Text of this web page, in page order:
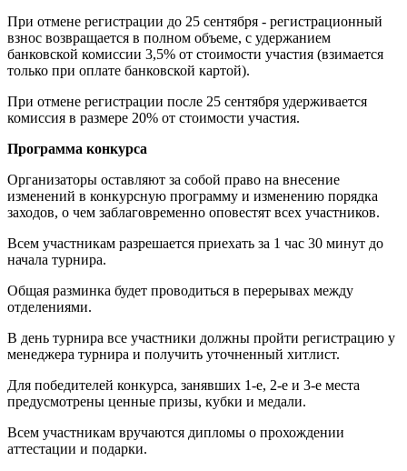
При отмене регистрации до​ 25​ сентября​ - регистрационный
взнос возвращается в полном объеме, с удержанием
банковской комиссии 3,5% от стоимости участия (взимается
только​ при оплате банковской картой).​
При отмене регистрации после​ 25​ сентября удерживается
комиссия в размере 20% от стоимости участия.
Программа конкурса
Организаторы оставляют за собой право на внесение
изменений в конкурсную программу и изменению порядка
заходов, о чем заблаговременно оповестят всех участников.
Всем участникам разрешается приехать за 1 час 30 минут до
начала турнира.
Общая разминка будет проводиться в перерывах между
отделениями.
В день турнира все участники должны пройти регистрацию у
менеджера турнира и получить уточненный хитлист.
Для победителей конкурса, занявших 1-е, 2-е и 3-е места
предусмотрены ценные призы, кубки и медали.
Всем участникам вручаются дипломы о прохождении
аттестации и подарки.